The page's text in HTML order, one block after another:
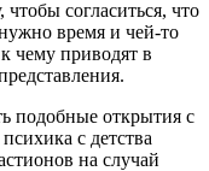
согласиться, что
время и чей-то
чему приводят в
подобные открытия с
с детства
на случай